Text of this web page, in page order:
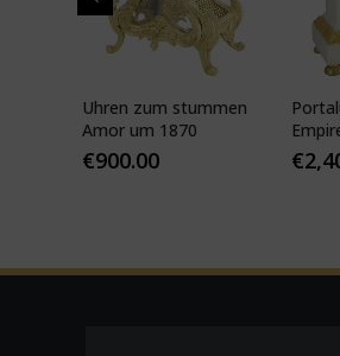
Uhren zum stummen
Amor um 1870
€900.00 €